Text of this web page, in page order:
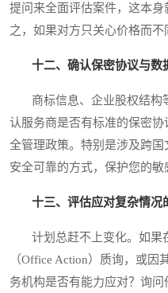
提问来全面评估案件，这本
之，如果对方只关心价格而不
十二、确认保密协议与数
商标信息、企业股权结构
认服务商是否有标准的保密
全管理政策。特别是涉及跨
安全可靠的方式，保护您的敏
十三、评估应对复杂情况
计划总赶不上变化。如果
（Office Action）质询，或
务机构是否有能力应对？询